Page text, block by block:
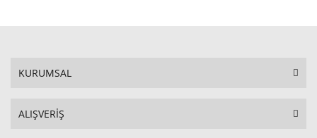
KURUMSAL
ALIŞVERİŞ